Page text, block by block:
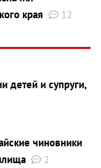
края
12
детей и супруги,
чиновники
2